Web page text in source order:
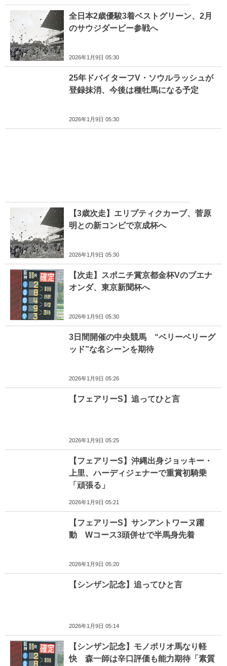
全日本2歳優駿3着ベストグリーン、2月
のサウジダービー参戦へ
2026年1月9日 05:30
25年ドバイターフV・ソウルラッシュが
登録抹消、今後は種牡馬になる予定
2026年1月9日 05:30
【3歳次走】エリプティクカーブ、菅原
明との新コンビで京成杯へ
2026年1月9日 05:30
【次走】スポニチ賞京都金杯Vのブエナ
オンダ、東京新聞杯へ
2026年1月9日 05:30
3日間開催の中央競馬 “ベリーベリーグ
ッド”な名シーンを期待
2026年1月9日 05:26
【フェアリーS】追ってひと言
2026年1月9日 05:25
【フェアリーS】沖縄出身ジョッキー・
上里、ハーディジェナーで重賞初騎乗
「頑張る」
2026年1月9日 05:21
【フェアリーS】サンアントワーヌ躍
動 Wコース3頭併せで半馬身先着
2026年1月9日 05:20
【シンザン記念】追ってひと言
2026年1月9日 05:14
【シンザン記念】モノポリオ馬なり軽
快 森一師は辛口評価も能力期待「素質